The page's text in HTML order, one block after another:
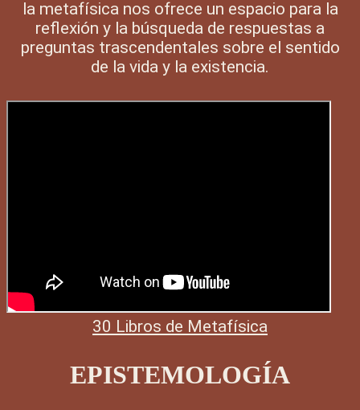
la metafísica nos ofrece un espacio para la
reflexión y la búsqueda de respuestas a
preguntas trascendentales sobre el sentido
de la vida y la existencia.
30 Libros de Metafísica
EPISTEMOLOGÍA